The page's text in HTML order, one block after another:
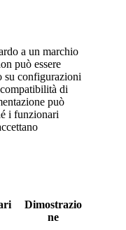
a un marchio
può essere
su configurazioni
di
può
i funzionari
Dimostrazio
ne